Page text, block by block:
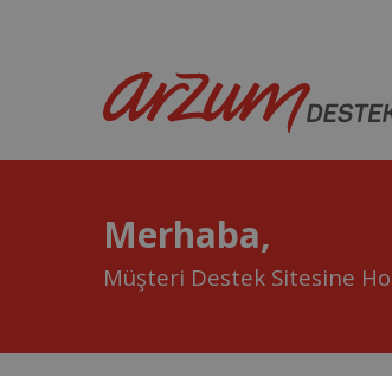
Merhaba,
Müşteri Destek Sitesine